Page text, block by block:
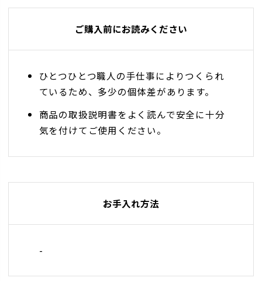
ご購入前にお読みください
ひとつひとつ職人の手仕事によりつくられ
ているため、多少の個体差があります。
商品の取扱説明書をよく読んで安全に十分
気を付けてご使用ください。
お手入れ方法
-